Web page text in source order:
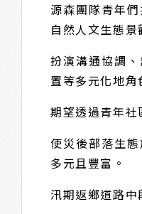
源森團隊青年
自然人文生態
扮演溝通協調
置等多元化地角
期望透過青年社
使災後部落生
多元且豐富。
汛期返鄉道路中